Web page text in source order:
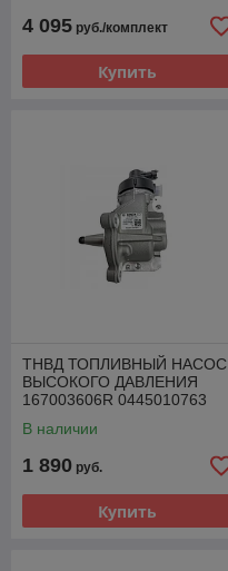
4 095 руб./комплект
Купить
ТНВД ТОПЛИВНЫЙ НАСОС
ВЫСОКОГО ДАВЛЕНИЯ
167003606R 0445010763
В наличии
1 890 руб.
Купить